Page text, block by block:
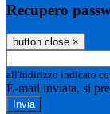
Recupero
button close ×
all'indirizzo indicato
E-mail inviata, si